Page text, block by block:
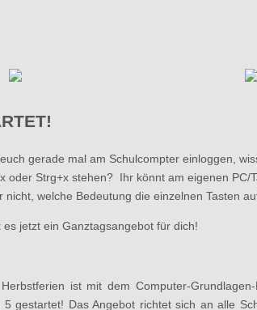
gerade mal am Schulcompter einloggen,
oder Strg+x stehen? Ihr könnt am eigenen PC/
nicht, welche Bedeutung die einzelnen Tasten
es jetzt ein Ganztagsangebot für dich!
ist mit dem Computer-
5 gestartet! Das Angebot richtet sich an alle